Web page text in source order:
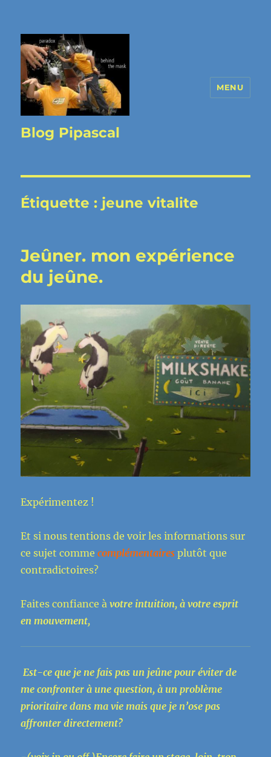
Blog Pipascal
MENU
Étiquette : jeune vitalite
Jeûner. mon expérience
du jeûne.
Expérimentez !
Et si nous tentions de voir les informations sur
ce sujet commecomplémentaires plutôt que
contradictoires?
Faites confiance àvotre intuition, à votre esprit
en mouvement,
Est-ce que je ne fais pas un jeûne pour éviter de
me confronter à une question, à un problème
prioritaire dans ma vie mais que je n’ose pas
affronter directement?